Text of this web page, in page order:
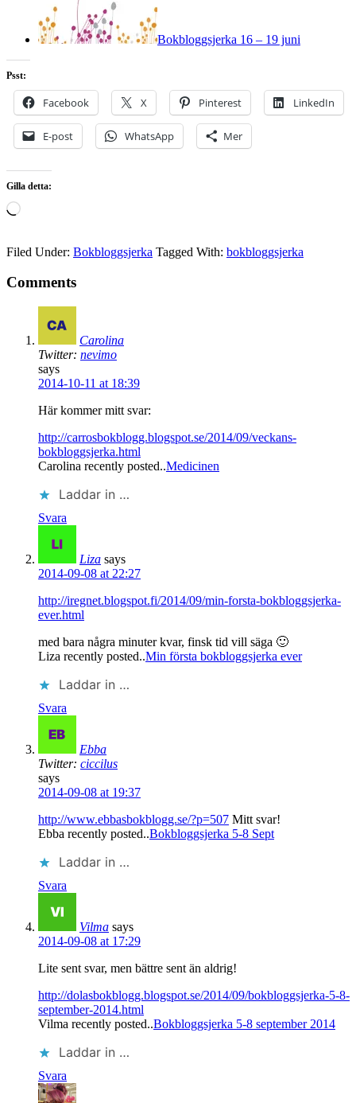
Bokbloggsjerka 16 – 19 juni
Psst:
Facebook X Pinterest LinkedIn
E-post WhatsApp Mer
Gilla detta:
Laddar
Filed Under: Bokbloggsjerka Tagged With: bokbloggsjerka
Comments
Carolina
Twitter: nevimo
says
2014-10-11 at 18:39
Här kommer mitt svar:
http://carrosbokblogg.blogspot.se/2014/09/veckans-
bokbloggsjerka.html
Carolina recently posted..Medicinen
Laddar in …
Svara
Liza says
2014-09-08 at 22:27
http://iregnet.blogspot.fi/2014/09/min-forsta-bokbloggsjerka-
ever.html
med bara några minuter kvar, finsk tid vill säga 🙂
Liza recently posted..Min första bokbloggsjerka ever
Laddar in …
Svara
Ebba
Twitter: ciccilus
says
2014-09-08 at 19:37
http://www.ebbasbokblogg.se/?p=507 Mitt svar!
Ebba recently posted..Bokbloggsjerka 5-8 Sept
Laddar in …
Svara
Vilma says
2014-09-08 at 17:29
Lite sent svar, men bättre sent än aldrig!
http://dolasbokblogg.blogspot.se/2014/09/bokbloggsjerka-5-8-
september-2014.html
Vilma recently posted..Bokbloggsjerka 5-8 september 2014
Laddar in …
Svara